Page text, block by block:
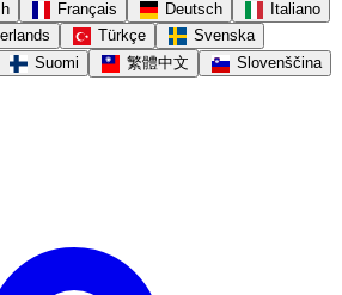
Français Deutsch
Italiano
Türkçe
Svenska
Suomi 繁體中文
Slovenščina